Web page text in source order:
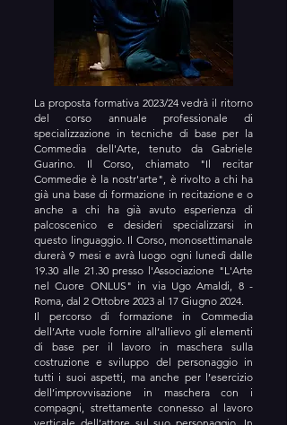
La proposta formativa 2023/24 vedrà il ritorno
del corso annuale professionale di
specializzazione in tecniche di base per la
Commedia dell'Arte, tenuto da Gabriele
Guarino. Il Corso, chiamato "Il recitar
Commedie è la nostr'arte", è rivolto a chi ha
già una base di formazione in recitazione e o
anche a chi ha già avuto esperienza di
palcoscenico e desideri specializzarsi in
questo linguaggio. Il Corso, monosettimanale
durerà 9 mesi e avrà luogo ogni lunedì dalle
19.30 alle 21.30 presso l'Associazione "L'Arte
nel Cuore ONLUS" in via Ugo Amaldi, 8 -
Roma, dal 2 Ottobre 2023 al 17 Giugno 2024.
Il percorso di formazione in Commedia
dell’Arte vuole fornire all’allievo gli elementi
di base per il lavoro in maschera sulla
costruzione e sviluppo del personaggio in
tutti i suoi aspetti, ma anche per l’esercizio
dell’improvvisazione in maschera con i
compagni, strettamente connesso al lavoro